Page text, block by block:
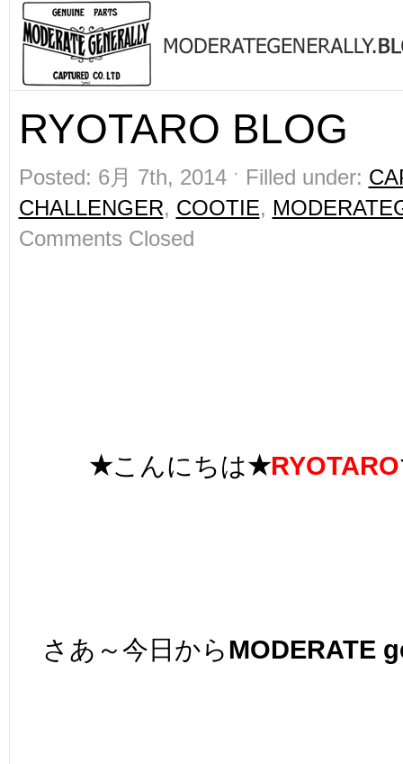
RYOTARO BLOG
Posted: 6月 7th, 2014 ˑ Filled under:
CHALLENGER, COOTIE,
Comments Closed
★こんにちは★RYOTARO
さあ～今日から MODERATE